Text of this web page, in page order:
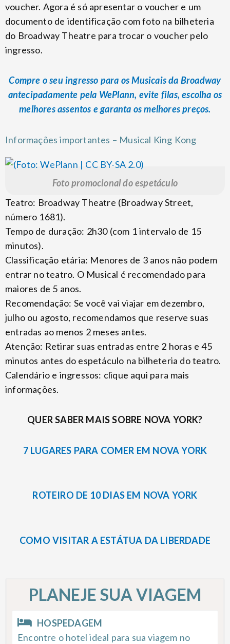
voucher. Agora é só apresentar o voucher e um
documento de identificação com foto na bilheteria
do Broadway Theatre para trocar o voucher pelo
ingresso.
Compre o seu ingresso para os Musicais da Broadway
antecipadamente pela WePlann, evite filas, escolha os
melhores assentos e garanta os melhores preços.
Informações importantes – Musical King Kong
Foto promocional do espetáculo
Teatro: Broadway Theatre (Broadway Street,
número 1681).
Tempo de duração: 2h30 (com 1 intervalo de 15
minutos).
Classificação etária: Menores de 3 anos não podem
entrar no teatro. O Musical é recomendado para
maiores de 5 anos.
Recomendação: Se você vai viajar em dezembro,
julho ou agosto, recomendamos que reserve suas
entradas ao menos 2 meses antes.
Atenção: Retirar suas entradas entre 2 horas e 45
minutos antes do espetáculo na bilheteria do teatro.
Calendário e ingressos: clique aqui para mais
informações.
QUER SABER MAIS SOBRE NOVA YORK?
7 LUGARES PARA COMER EM NOVA YORK
ROTEIRO DE 10 DIAS EM NOVA YORK
COMO VISITAR A ESTÁTUA DA LIBERDADE
PLANEJE SUA VIAGEM
HOSPEDAGEM
Encontre o hotel ideal para sua viagem no